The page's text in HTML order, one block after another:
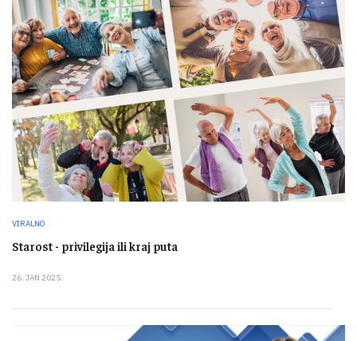
VIRALNO
Starost - privilegija ili kraj puta
26. JAN 2025.